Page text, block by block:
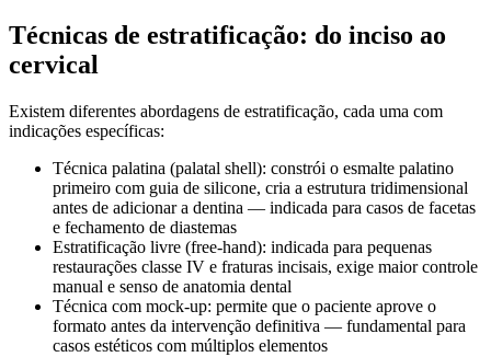
Técnicas de estratificação: do inciso ao
cervical
Existem diferentes abordagens de estratificação, cada uma com
indicações específicas:
Técnica palatina (palatal shell): constrói o esmalte palatino
primeiro com guia de silicone, cria a estrutura tridimensional
antes de adicionar a dentina — indicada para casos de facetas
e fechamento de diastemas
Estratificação livre (free-hand): indicada para pequenas
restaurações classe IV e fraturas incisais, exige maior controle
manual e senso de anatomia dental
Técnica com mock-up: permite que o paciente aprove o
formato antes da intervenção definitiva — fundamental para
casos estéticos com múltiplos elementos